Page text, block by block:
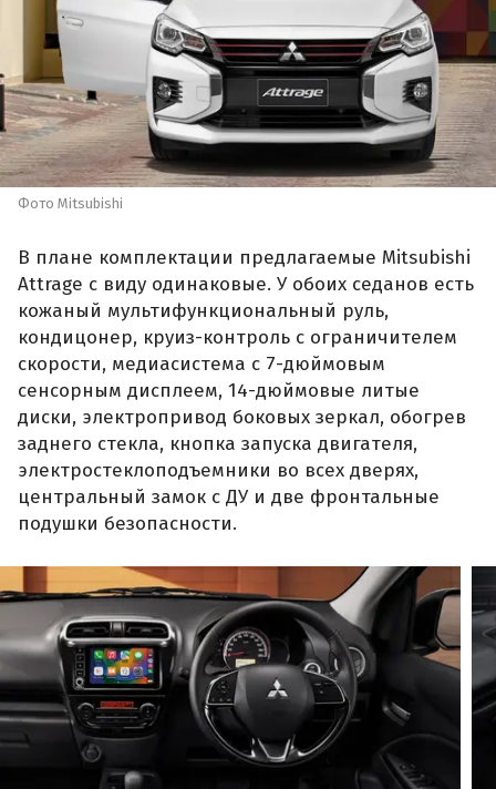
Фото Mitsubishi
В плане комплектации предлагаемые Mitsubishi
Attrage с виду одинаковые. У обоих седанов есть
кожаный мультифункциональный руль,
кондицонер, круиз-контроль с ограничителем
скорости, медиасистема с 7-дюймовым
сенсорным дисплеем, 14-дюймовые литые
диски, электропривод боковых зеркал, обогрев
заднего стекла, кнопка запуска двигателя,
электростеклоподъемники во всех дверях,
центральный замок с ДУ и две фронтальные
подушки безопасности.